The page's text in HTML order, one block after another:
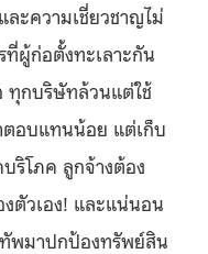
ะความเชี่ยวชาญไม่
ผู้ก่อตั้งทะเลาะกัน
ทุกบริษัทล้วนแต่ใช้
ตอบแทนน้อย แต่เก็บ
ริโภค ลูกจ้างต้อง
ตัวเอง! และแน่นอน
พมาปกป้องทรัพย์สิน